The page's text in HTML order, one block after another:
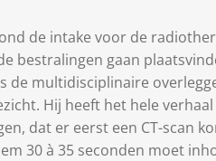
de intake voor de
bestralingen gaan
de multidisciplinaire
Hij heeft het hele
dat er eerst een CT-scan
30 à 35 seconden moet